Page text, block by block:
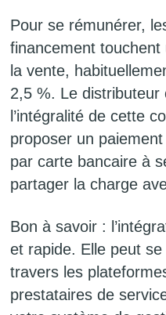
Pour se rémunérer,
financement
la vente,
2,5 %. Le distributeur
l’intégralité de cette
proposer un
par carte bancaire à
partager la charge
Bon à savoir :
et rapide. Elle peut
travers les
prestataires de